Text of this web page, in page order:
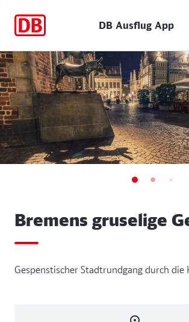
DB Ausflug App
Bremens gruselige
Gespenstischer Stadtrundgang durch die